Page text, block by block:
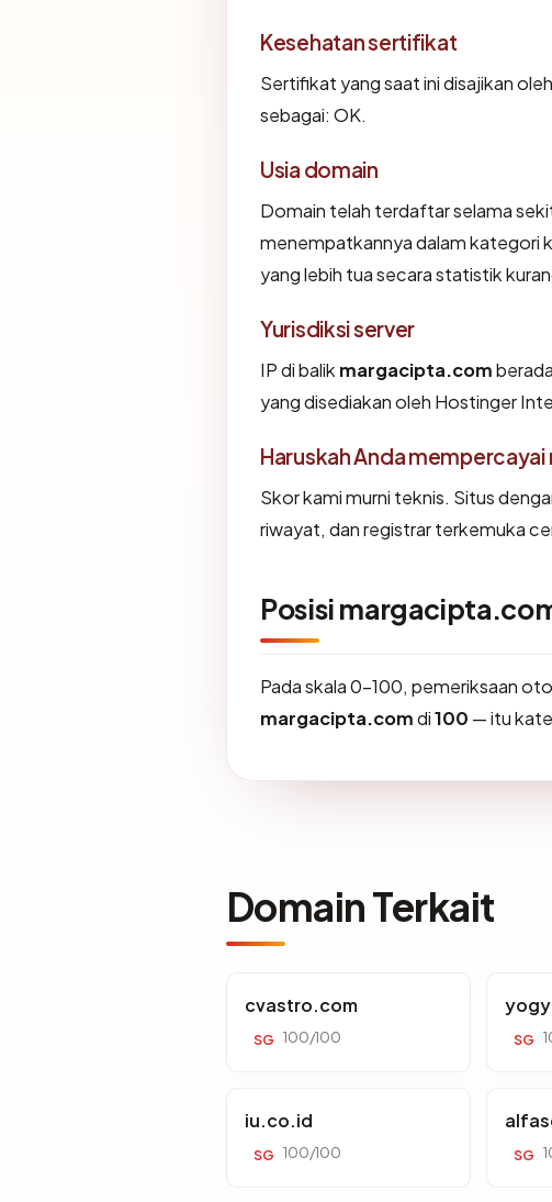
Kesehatan sertifikat
Sertifikat yang saat ini disajikan oleh
sebagai: OK.
Usia domain
Domain telah terdaftar selama
menempatkannya dalam kategori
yang lebih tua secara statistik
Yurisdiksi server
IP di balik margacipta.com
yang disediakan oleh Hostinger
Haruskah Anda
Skor kami murni teknis. Situs
riwayat, dan registrar terkemuka
Posisi
Pada skala 0-100, pemeriksaan
margacipta.comdi100 — itu
Domain Terkait
cvastro.com
SG 100/100 SG
iu.co.id
SG 100/100 SG